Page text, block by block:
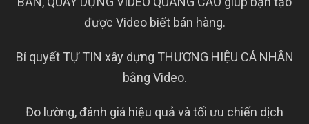
được Video biết bán hàng.
Bí quyết TỰ TIN xây dựng THƯƠNG HIỆU CÁ NHÂN
bằng Video.
Đo lường, đánh giá hiệu quả và tối ưu chiến dịch